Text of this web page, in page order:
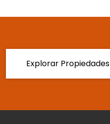
Explorar Propiedades